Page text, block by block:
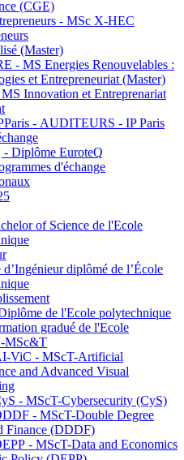
(CGE)
- MSc X-HEC
(Master)
- MS Energies Renouvelables :
et Entrepreneuriat (Master)
Innovation et Entreprenariat
- AUDITEURS - IP Paris
- Diplôme EuroteQ
d'échange
of Science de l'Ecole
diplômé de l’École
de l'Ecole polytechnique
gradué de l'Ecole
-MSc&T
ViC - MScT-Artificial
and Advanced Visual
- MScT-Cybersecurity (CyS)
- MScT-Double Degree
Finance (DDDF)
- MScT-Data and Economics